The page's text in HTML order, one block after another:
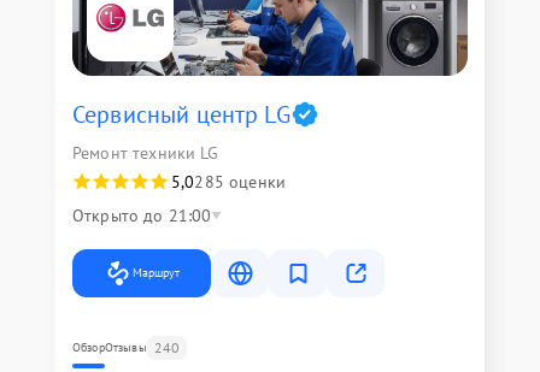
Сервисный центр LG
Ремонт техники LG
5,0285 оценки
Открыто до 21:00
Маршрут
ОбзорОтзывы 240